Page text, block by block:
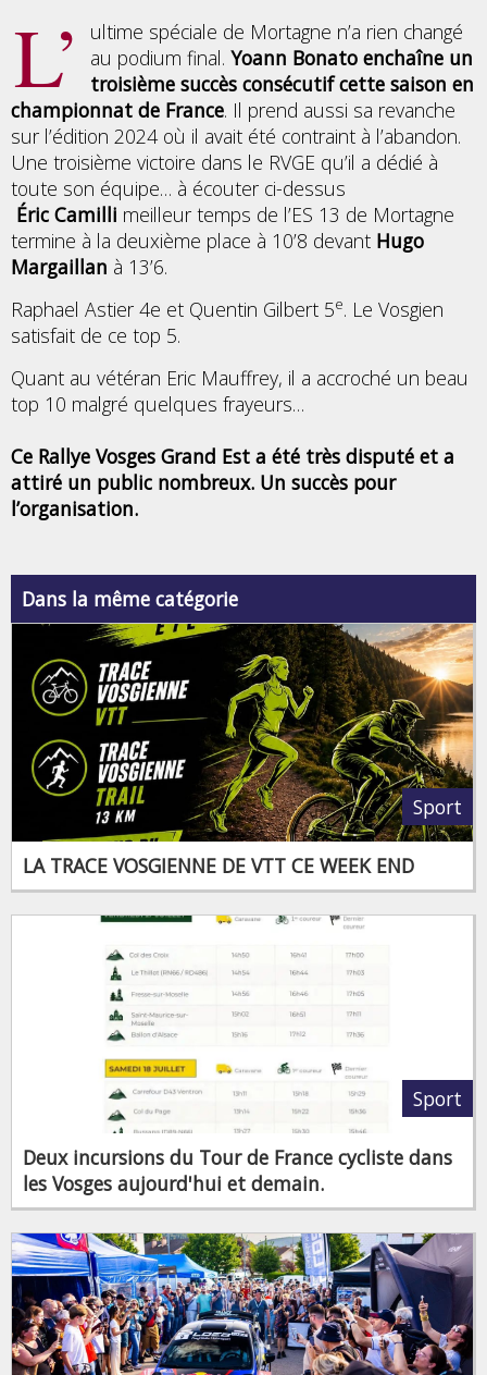
L’
ultime spéciale de Mortagne n’a rien changé
au podium final. Yoann Bonato enchaîne un
troisième succès consécutif cette saison en
championnat de France. Il prend aussi sa revanche
sur l’édition 2024 où il avait été contraint à l’abandon.
Une troisième victoire dans le RVGE qu’il a dédié à
toute son équipe… à écouter ci-dessus
Éric Camilli meilleur temps de l’ES 13 de Mortagne
termine à la deuxième place à 10’8 devant Hugo
Margaillan à 13’6.
Raphael Astier 4e et Quentin Gilbert 5e. Le Vosgien
satisfait de ce top 5.
Quant au vétéran Eric Mauffrey, il a accroché un beau
top 10 malgré quelques frayeurs…
Ce Rallye Vosges Grand Est a été très disputé et a
attiré un public nombreux. Un succès pour
l’organisation.
Dans la même catégorie
Sport
LA TRACE VOSGIENNE DE VTT CE WEEK END
Sport
Deux incursions du Tour de France cycliste dans
les Vosges aujourd'hui et demain.